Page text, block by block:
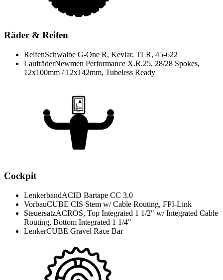
Räder & Reifen
ReifenSchwalbe G-One R, Kevlar, TLR, 45-622
LaufräderNewmen Performance X.R.25, 28/28 Spokes,
12x100mm / 12x142mm, Tubeless Ready
Cockpit
LenkerbandACID Bartape CC 3.0
VorbauCUBE CIS Stem w/ Cable Routing, FPI-Link
SteuersatzACROS, Top Integrated 1 1/2" w/ Integrated Cable
Routing, Bottom Integrated 1 1/4"
LenkerCUBE Gravel Race Bar